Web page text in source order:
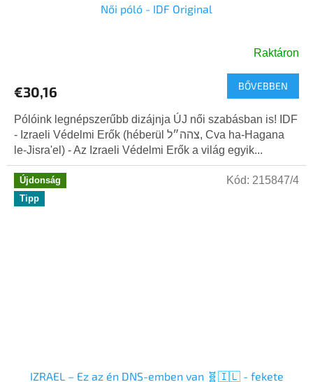
Női póló - IDF Original
Raktáron
€30,16 BŐVEBBEN
Pólóink legnépszerűbb dizájnja ÚJ női szabásban is! IDF
- Izraeli Védelmi Erők (héberül צהה״ל, Cva ha-Hagana
le-Jisra'el) - Az Izraeli Védelmi Erők a világ egyik...
Újdonság
Tipp
IZRAEL – Ez az én DNS-emben van 🧬🇮🇱 - fekete
Kód: 215847/4